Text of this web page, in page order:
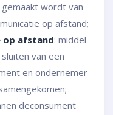
wordt van
op afstand;
op afstand: middel
van een
en ondernemer
deconsument